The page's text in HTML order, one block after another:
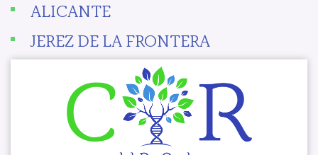
ALICANTE
JEREZ DE LA FRONTERA